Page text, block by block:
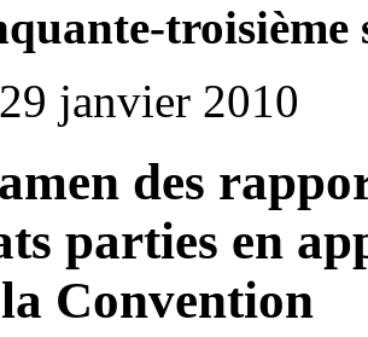
troisième
janvier 2010
des
parties en
Convention